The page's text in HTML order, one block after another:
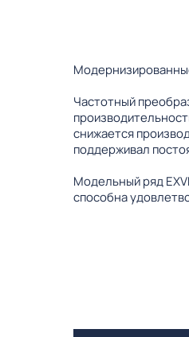
Частотный
снижается
поддерживал
Модельный ряд
способна